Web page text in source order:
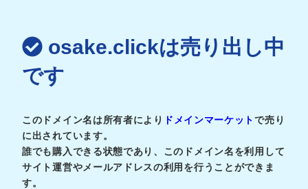
osake.clickは売り出し中
です
このドメイン名は所有者により ドメインマーケットで売り
に出されています。
誰でも購入できる状態であり、このドメイン名を利用して
サイト運営やメールアドレスの利用を行うことができま
す。